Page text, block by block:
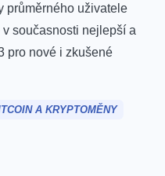
průměrného uživatele
současnosti nejlepší a
pro nové i zkušené
A KRYPTOMĚNY